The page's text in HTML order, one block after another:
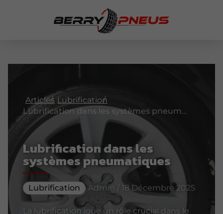
Articles Lubrification
Lubrification dans les systèmes pneumatiques
Lubrification dans les
systèmes pneumatiques
Lubrification Admin / 18 Décembre 2025
La lubrification joue un rôle crucial dans le